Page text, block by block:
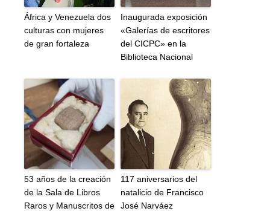
África y Venezuela dos
culturas con mujeres
de gran fortaleza
Inaugurada exposición
«Galerías de escritores
del CICPC» en la
Biblioteca Nacional
53 años de la creación
de la Sala de Libros
Raros y Manuscritos de
117 aniversarios del
natalicio de Francisco
José Narváez